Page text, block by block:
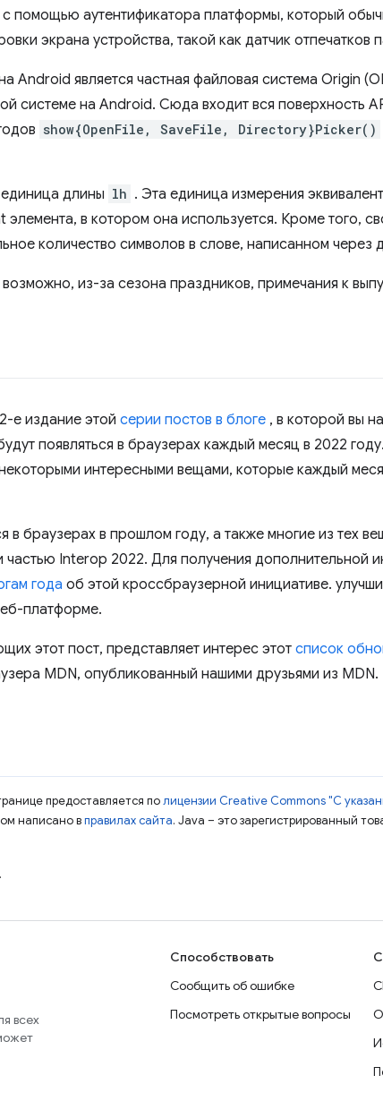
помощью аутентификатора платформы, который
экрана устройства, такой как датчик отпечатков
Android является частная файловая система Origin
системе на Android. Сюда входит вся поверхность
show{OpenFile, SaveFile, Directory}Picker()
длины lh . Эта единица измерения
в котором она используется. Кроме того,
количество символов в слове, написанном через
из-за сезона праздников, примечания к
е издание этой серии постов в блоге , в которой вы
появляться в браузерах каждый месяц в 2022
интересными вещами, которые каждый
в браузерах в прошлом году, а также многие из тех
частью Interop 2022. Для получения дополнительной
года об этой кроссбраузерной инициативе.
платформе.
этот пост, представляет интерес этотсписок
MDN, опубликованный нашими друзьями из MDN.
предоставляется полицензии Creative Commons "С
написано вправилах сайта. Java – это зарегистрированный
всех
Способствовать
Сообщить об ошибке
Посмотреть открытые вопросы